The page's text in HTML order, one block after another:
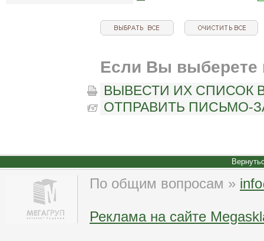
Если Вы выберете
ВЫВЕСТИ ИХ СПИСОК
ОТПРАВИТЬ ПИСЬМО-
По общим вопросам »
Реклама на сайте